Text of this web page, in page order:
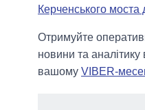
Керченського моста
Отримуйте
новини та аналітику
вашому VIBER-